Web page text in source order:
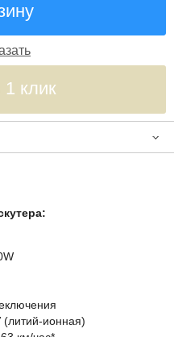
1 клик
ионная)